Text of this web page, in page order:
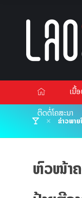
ເນື້
ຕິດຕໍ່ໂຄສະນາ
ຂ່າວພາຍ
ຫົວໜ້າຄ